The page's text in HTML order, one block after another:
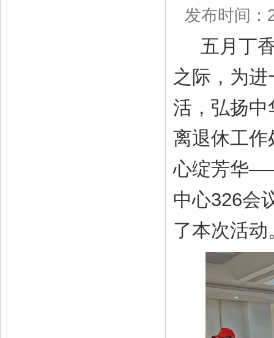
发布时间：
五月丁
之际，为
活，弘扬中
离退休工作
心绽芳华
中心326会
了本次活动